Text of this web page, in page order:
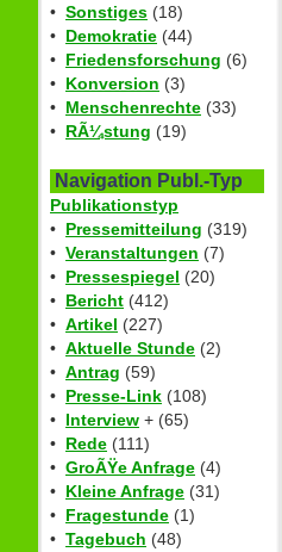
• Sonstiges (18)
• Demokratie (44)
• Friedensforschung (6)
• Konversion (3)
• Menschenrechte (33)
• RÃ¼stung (19)
Navigation Publ.-Typ
Publikationstyp
• Pressemitteilung (319)
• Veranstaltungen (7)
• Pressespiegel (20)
• Bericht (412)
• Artikel (227)
• Aktuelle Stunde (2)
• Antrag (59)
• Presse-Link (108)
• Interview + (65)
• Rede (111)
• GroÃŸe Anfrage (4)
• Kleine Anfrage (31)
• Fragestunde (1)
• Tagebuch (48)